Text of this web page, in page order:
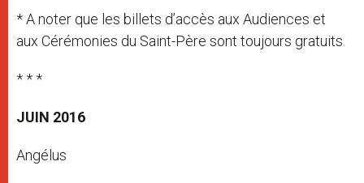
* A noter que les billets d’accès aux Audiences et
aux Cérémonies du Saint-Père sont toujours gratuits.
* * *
JUIN 2016
Angélus